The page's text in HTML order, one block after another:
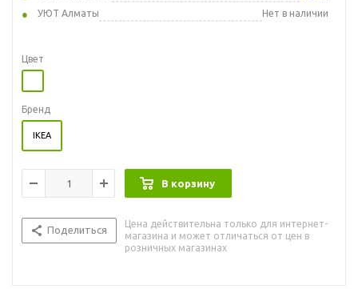
УЮТ Алматы
Нет в наличии
Цвет
Бренд
IKEA
В корзину
Поделиться
Цена действительна только для интернет-
магазина и может отличаться от цен в
розничных магазинах